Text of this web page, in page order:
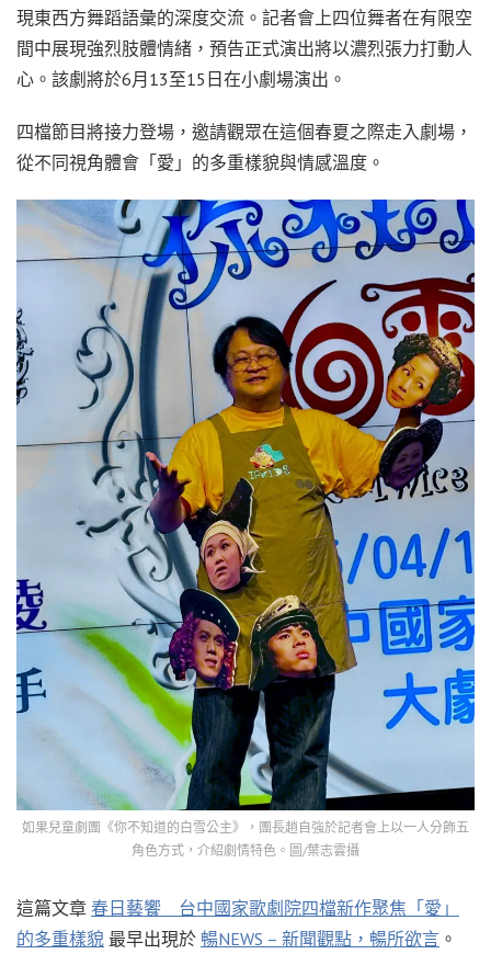
現東西方舞蹈語彙的深度交流。記者會上四位舞者在有限空
間中展現強烈肢體情緒，預告正式演出將以濃烈張力打動人
心。該劇將於6月13至15日在小劇場演出。
四檔節目將接力登場，邀請觀眾在這個春夏之際走入劇場，
從不同視角體會「愛」的多重樣貌與情感溫度。
如果兒童劇團《你不知道的白雪公主》，團長趙自強於記者會上以一人分飾五
角色方式，介紹劇情特色。圖/葉志雲攝
這篇文章 春日藝饗 台中國家歌劇院四檔新作聚焦「愛」
的多重樣貌 最早出現於 暢NEWS – 新聞觀點，暢所欲言 。